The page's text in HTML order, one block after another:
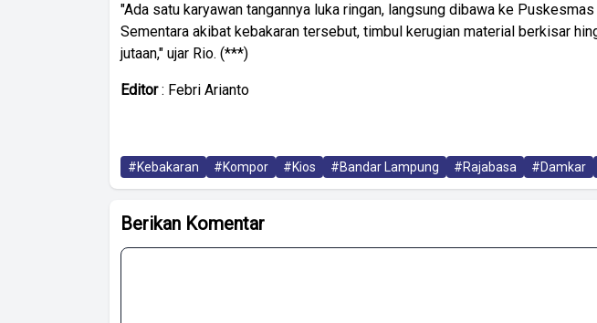
"Ada satu karyawan tangannya luka ringan, langsung dibawa ke
Sementara akibat kebakaran tersebut, timbul kerugian material berkisar
jutaan," ujar Rio. (***)
Editor: Febri Arianto
#Kebakaran #Kompor #Kios #Bandar Lampung #Rajabasa #Damkar
Berikan Komentar